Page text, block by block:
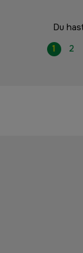
Du
1
2